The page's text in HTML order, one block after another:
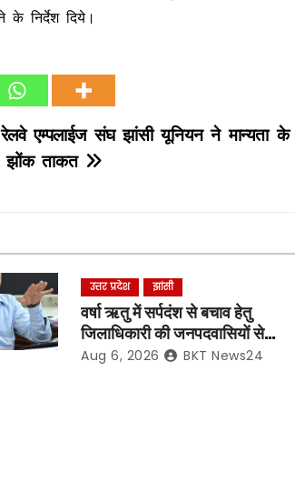
के निर्देश दिये।
एम्पलाईज संघ झांसी यूनियन ने मान्यता के
झोंक ताकत
उत्तर प्रदेश झांसी
वर्षा ऋतु में सर्पदंश से बचाव हेतु
जिलाधिकारी की जनपदवासियों से
अपील*
Aug 6, 2026 BKT News24